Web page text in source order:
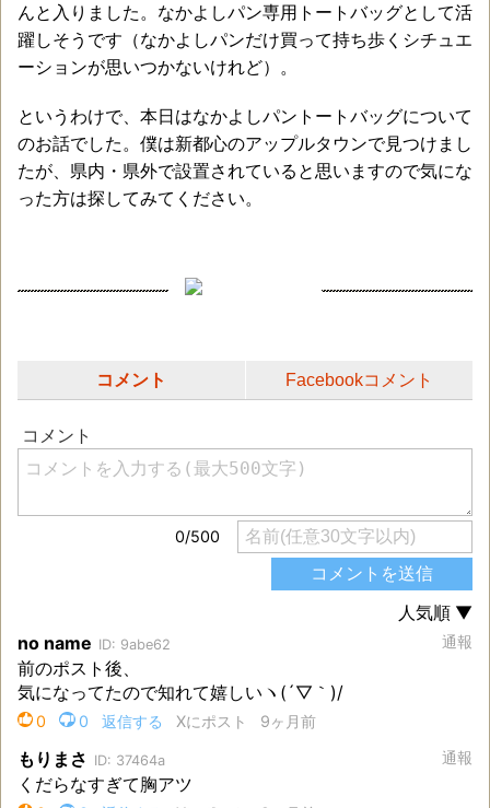
んと入りました。なかよしパン専用トートバッグとして活
躍しそうです（なかよしパンだけ買って持ち歩くシチュエ
ーションが思いつかないけれど）。
というわけで、本日はなかよしパントートバッグについて
のお話でした。僕は新都心のアップルタウンで見つけまし
たが、県内・県外で設置されていると思いますので気にな
った方は探してみてください。
コメント Facebookコメント